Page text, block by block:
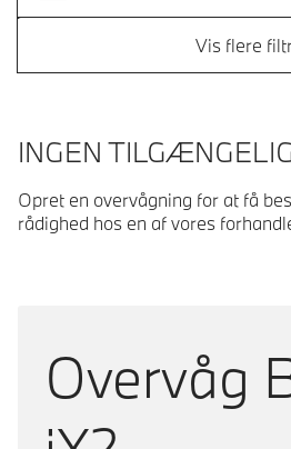
Vis flere
INGEN
Opret en overvågning for at få
rådighed hos en af vores
Overvåg